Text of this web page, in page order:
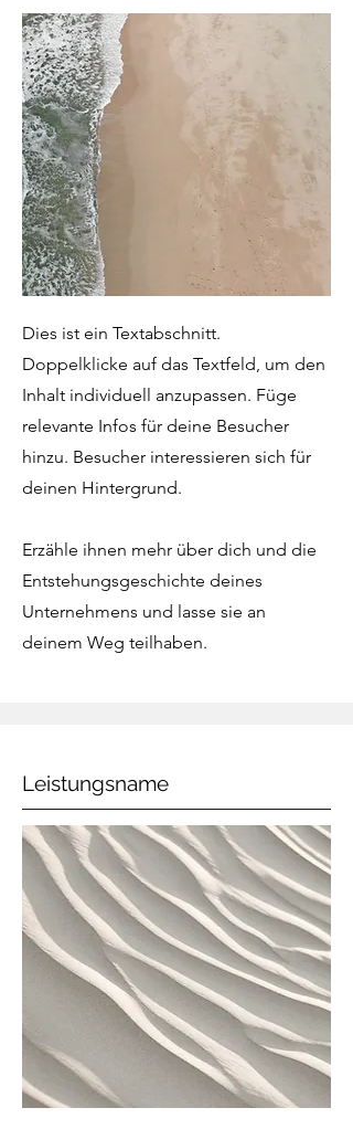
Dies ist ein Textabschnitt.
Doppelklicke auf das Textfeld, um den
Inhalt individuell anzupassen. Füge
relevante Infos für deine Besucher
hinzu. Besucher interessieren sich für
deinen Hintergrund.
Erzähle ihnen mehr über dich und die
Entstehungsgeschichte deines
Unternehmens und lasse sie an
deinem Weg teilhaben.
Leistungsname